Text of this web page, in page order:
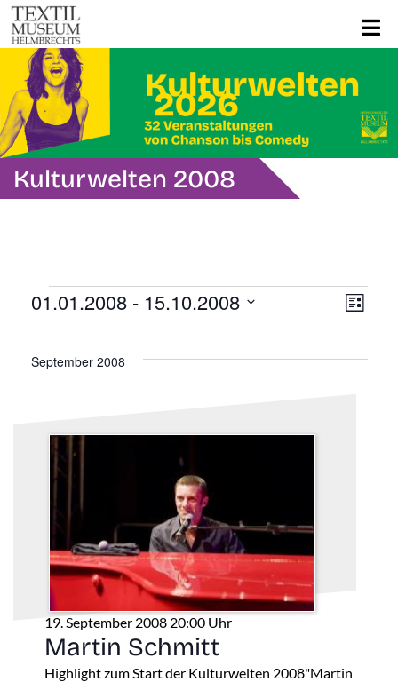
Kulturwelten 2008
Veranstaltungen Liste
01.01.2008 - 15.10.2008
September 2008
19. September 2008 20:00 Uhr
Martin Schmitt
Highlight zum Start der Kulturwelten 2008"Martin